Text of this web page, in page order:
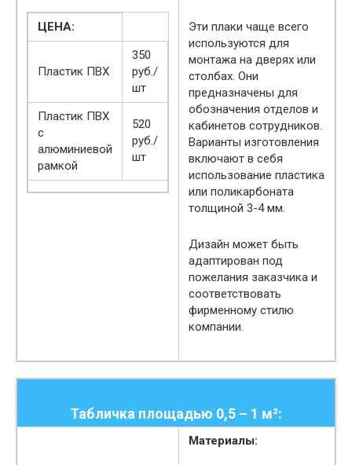
ЦЕНА:
Пластик ПВХ
350
руб./
шт
Пластик ПВХ
с
алюминиевой
рамкой
520
руб./
шт
Эти плаки чаще всего
используются для
монтажа на дверях или
столбах. Они
предназначены для
обозначения отделов и
кабинетов сотрудников.
Варианты изготовления
включают в себя
использование пластика
или поликарбоната
толщиной 3-4 мм.
Дизайн может быть
адаптирован под
пожелания заказчика и
соответствовать
фирменному стилю
компании.
Табличка площадью 0,5 – 1 м²:
Материалы: